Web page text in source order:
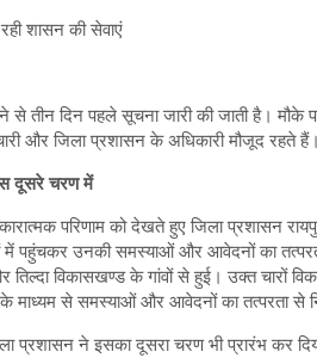
तीन दिन पहले सूचना जारी की जाती है। मौके पर
और जिला प्रशासन के अधिकारी मौजूद रहते हैं।
दूसरे चरण में
परिणाम को देखते हुए जिला प्रशासन
में पहुंचकर उनकी समस्याओं और आवेदनों का
विकासखण्ड के गांवों से हुई। उक्त चारों
से समस्याओं और आवेदनों का तत्परता से
ने इसका दूसरा चरण भी प्रारंभ कर